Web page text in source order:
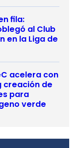
fila:
al Club
en la Liga de
acelera con
creación de
para
verde